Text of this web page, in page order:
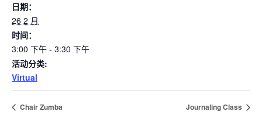
日期：
26 2 月
时间：
3:00 下午 - 3:30 下午
活动分类:
Virtual
Chair Zumba Journaling Class